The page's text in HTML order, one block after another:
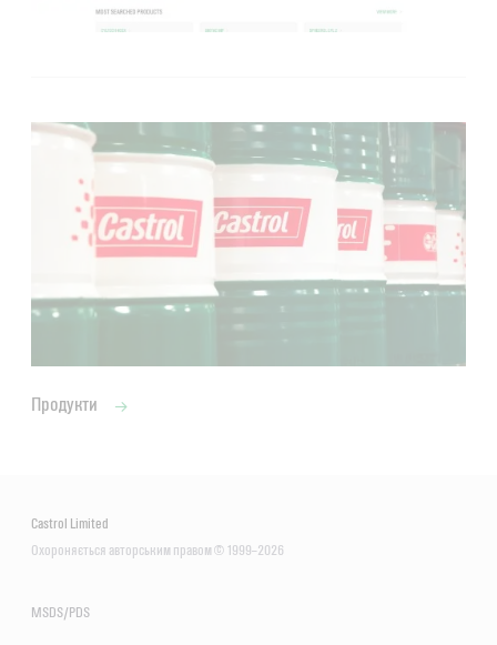
Продукти
Castrol Limited
Охороняється авторським правом © 1999–2026
MSDS/PDS